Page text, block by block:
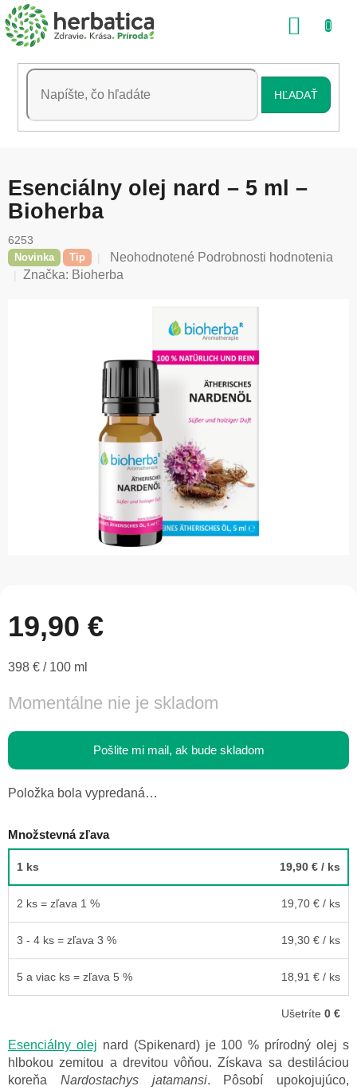
Prejsť
na
obsah
HĽADAŤ
Esenciálny olej nard – 5 ml –
Bioherba
6253
Novinka Tip
Priemerné
hodnotenie
5
hviezdičiek.
Neohodnotené Podrobnosti hodnotenia
Značka: Bioherba
19,90 €
Jednotková
398 € / 100 ml
Momentálne nie je skladom
Pošlite mi mail, ak bude skladom
Položka bola vypredaná…
Množstevná zľava
1 ks 19,90 € / ks
2 ks = zľava 1 % 19,70 € / ks
3 - 4 ks = zľava 3 % 19,30 € / ks
5 a viac ks = zľava 5 % 18,91 € / ks
Ušetríte 0 €
Esenciálny olej nard (Spikenard) je 100 % prírodný olej s
hlbokou zemitou a drevitou vôňou. Získava sa destiláciou
koreňa Nardostachys jatamansi. Pôsobí upokojujúco,